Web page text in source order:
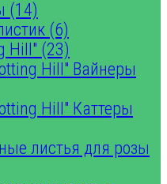
(14)
(6)
Hill" (23)
Hill" Вайнеры
Hill" Каттеры
листья для розы